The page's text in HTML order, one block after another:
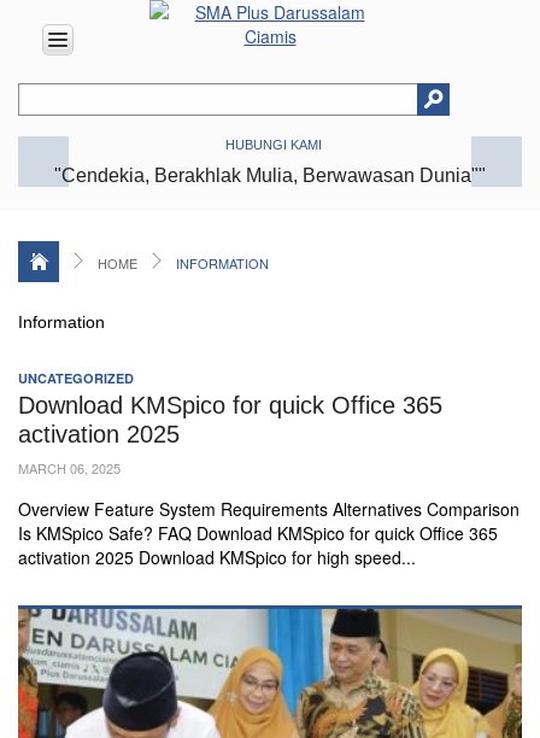
HUBUNGI KAMI
"Cendekia, Berakhlak Mulia, Berwawasan Dunia""
HOME
Mission
Organizational
Facilities
Achievments
Location
EDUCATION
Pesantren
Bilingual
Services
TEAM
Adviser
HOME INFORMATION
Information
UNCATEGORIZED
Download KMSpico for quick Office 365
activation 2025
MARCH 06, 2025
Overview Feature System Requirements Alternatives Comparison
Is KMSpico Safe? FAQ Download KMSpico for quick Office 365
activation 2025 Download KMSpico for high speed...